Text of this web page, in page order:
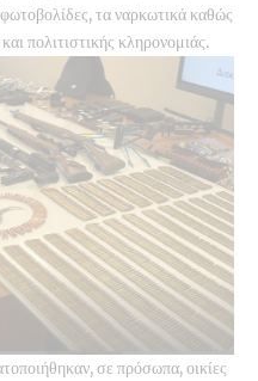
τα ναρκωτικά καθώς
πολιτιστικής κληρονομιάς.
σε πρόσωπα, οικίες